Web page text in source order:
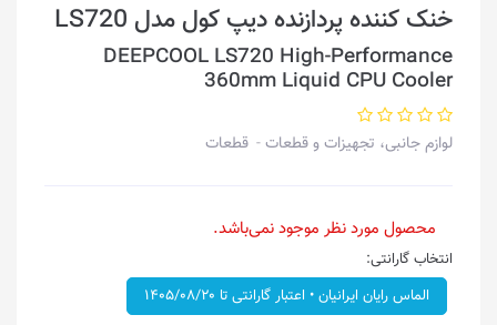
خنک کننده پردازنده دیپ کول مدل LS720
DEEPCOOL LS720 High-Performance
360mm Liquid CPU Cooler
لوازم جانبی، تجهیزات و قطعات قطعات
محصول مورد نظر موجود نمی‌باشد.
انتخاب گارانتی:
الماس رایان ایرانیان • اعتبار گارانتی تا ۱۴۰۵/۰۸/۲۰